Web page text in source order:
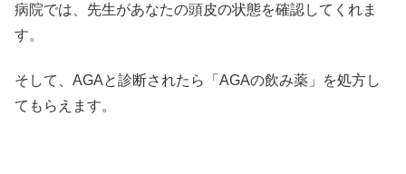
病院では、先生があなたの頭皮の状態を確認してくれま
す。
そして、AGAと診断されたら「AGAの飲み薬」を処方し
てもらえます。